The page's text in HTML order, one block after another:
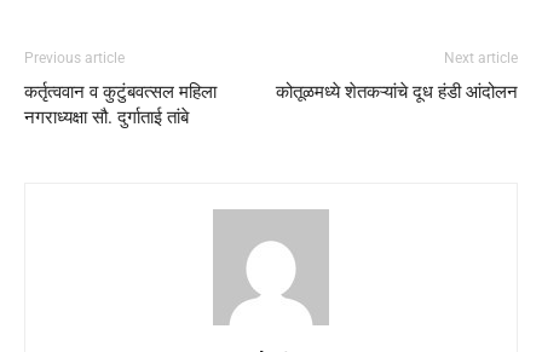
Previous article
कर्तृत्ववान व कुटुंबवत्सल महिला
नगराध्यक्षा सौ. दुर्गाताई तांबे
Next article
कोतूळमध्ये शेतकऱ्यांचे दूध हंडी आंदोलन